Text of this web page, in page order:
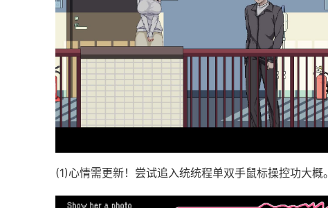
(1)心情需更新！尝试追入统统程单双手鼠标操控功大概。